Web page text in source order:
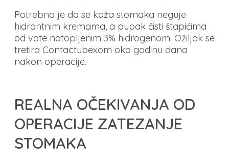
Potrebno je da se koža stomaka neguje
hidrantnim kremama, a pupak čisti štapićima
od vate natopljenim 3% hidrogenom. Ožiljak se
tretira Contactubexom oko godinu dana
nakon operacije.
REALNA OČEKIVANJA OD
OPERACIJE ZATEZANJE
STOMAKA